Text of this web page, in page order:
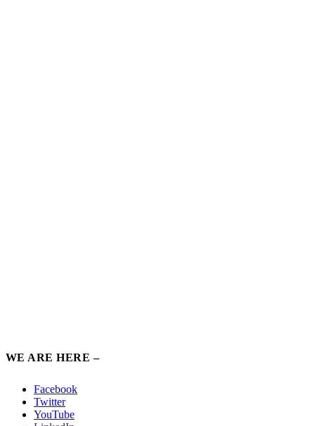
WE ARE HERE –
Facebook
Twitter
YouTube